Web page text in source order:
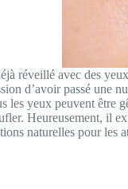
réveillé avec des
d’avoir passé une
les yeux peuvent être
Heureusement, il
naturelles pour les